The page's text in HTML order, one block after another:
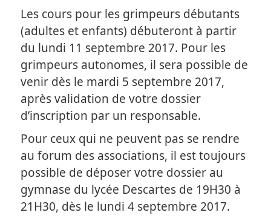
Les cours pour les grimpeurs débutants
(adultes et enfants) débuteront à partir
du lundi 11 septembre 2017. Pour les
grimpeurs autonomes, il sera possible de
venir dès le mardi 5 septembre 2017,
après validation de votre dossier
d’inscription par un responsable.
Pour ceux qui ne peuvent pas se rendre
au forum des associations, il est toujours
possible de déposer votre dossier au
gymnase du lycée Descartes de 19H30 à
21H30, dès le lundi 4 septembre 2017.